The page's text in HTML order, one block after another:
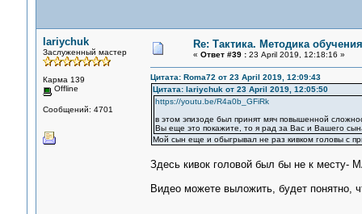
lariychuk
Заслуженный мастер
Карма 139
Offline
Сообщений: 4701
Re: Тактика. Методика обучения
« Ответ #39 :23 April 2019, 12:18:16 »
Цитата: Roma72 от 23 April 2019, 12:09:43
Цитата: lariychuk от 23 April 2019, 12:05:50
https://youtu.be/R4a0b_GFiRk
в этом эпизоде был принят мяч повышенной
Вы еще это покажите, то я рад за Вас и Вашего
Мой сын еще и обыгрывал не раз кивком головы с
Здесь кивок головой был бы не к
Видео можете выложить, будет понятно,